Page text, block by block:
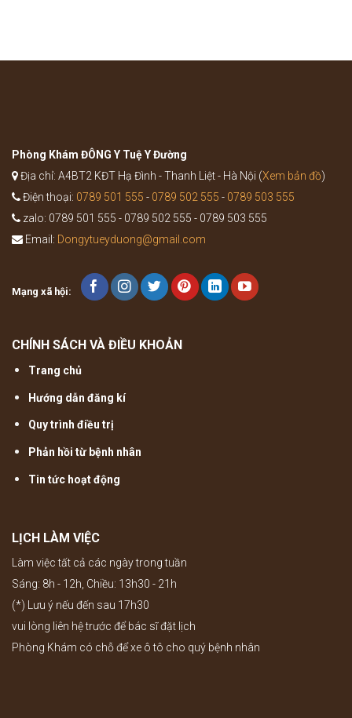
nào?
Phòng Khám ĐÔNG Y Tuệ Y Đường
Địa chỉ: A4BT2 KĐT Hạ Đình - Thanh Liệt - Hà Nội (Xem bản đồ)
Điện thoại: 0789 501 555 - 0789 502 555 - 0789 503 555
zalo: 0789 501 555 - 0789 502 555 - 0789 503 555
Email: Dongytueyduong@gmail.com
Mạng xã hội:
CHÍNH SÁCH VÀ ĐIỀU KHOẢN
Trang chủ
Hướng dẫn đăng kí
Quy trình điều trị
Phản hồi từ bệnh nhân
Tin tức hoạt động
LỊCH LÀM VIỆC
Làm việc tất cả các ngày trong tuần
Sáng: 8h - 12h, Chiều: 13h30 - 21h
(*) Lưu ý nếu đến sau 17h30
vui lòng liên hệ trước để bác sĩ đặt lịch
Phòng Khám có chỗ để xe ô tô cho quý bệnh nhân